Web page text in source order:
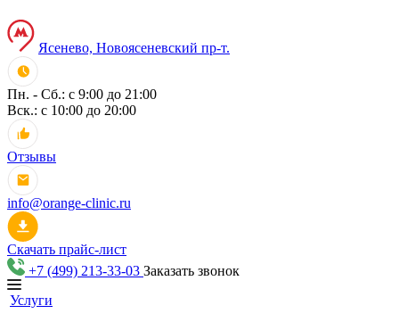
Ясенево, Новоясеневский пр-т.
Пн. - Сб.: с 9:00 до 21:00
Вск.: с 10:00 до 20:00
Отзывы
info@orange-clinic.ru
Скачать прайс-лист
+7 (499) 213-33-03 Заказать звонок
Услуги